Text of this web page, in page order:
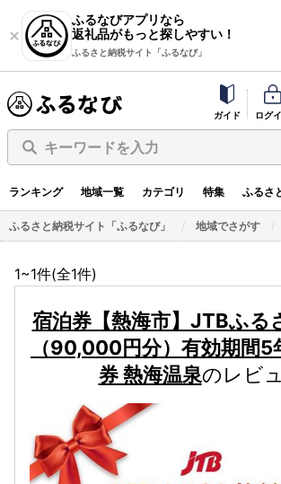
ふるなびアプリなら
返礼品がもっと探しやすい！
ふるさと納税サイト「ふるなび」
ガイド ログ
キーワードを入力
ランキング 地域一覧 カテゴリ 特集 ふるさ
ふるさと納税サイト「ふるなび」 地域でさがす
1~1件(全1件)
宿泊券【熱海市】JTBふる
（90,000円分）有効期間5
券 熱海温泉のレビ